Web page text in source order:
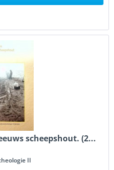
scheepshout. (2...
II